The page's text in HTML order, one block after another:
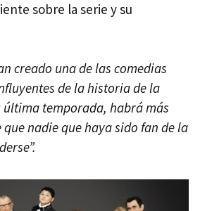
sobre la serie y su
creado una de las comedias
de la historia de la
última temporada, habrá más
nadie que haya sido fan de la